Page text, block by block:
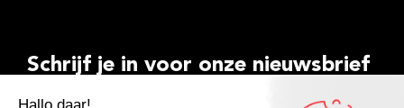
Schrijf je in voor onze nieuwsbrief